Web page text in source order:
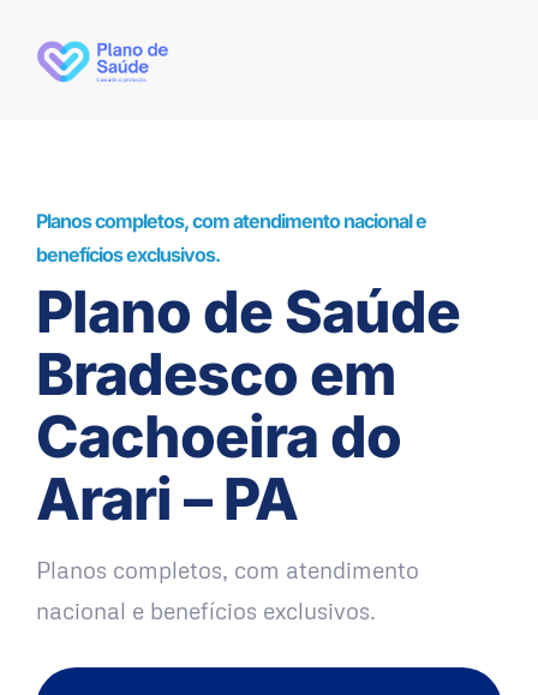
Planos completos, com atendimento nacional e
benefícios exclusivos.
Plano de Saúde
Bradesco em
Cachoeira do
Arari – PA
Planos completos, com atendimento
nacional e benefícios exclusivos.